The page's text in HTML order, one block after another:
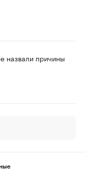
назвали причины